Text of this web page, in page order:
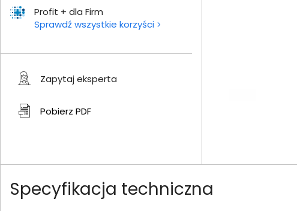
Profit + dla Firm
Sprawdź wszystkie korzyści
Zapytaj eksperta
Pobierz PDF
Specyfikacja techniczna